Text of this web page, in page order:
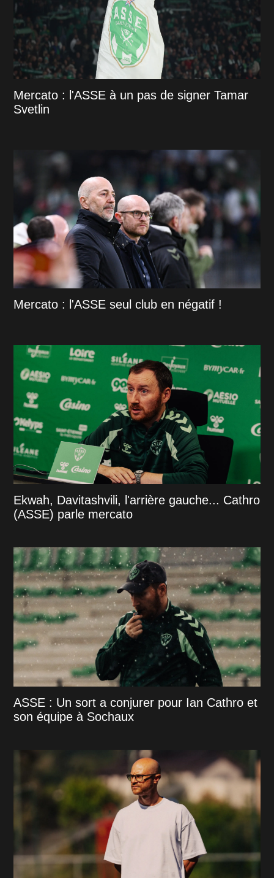
Mercato : l'ASSE à un pas de signer Tamar
Svetlin
Mercato : l'ASSE seul club en négatif !
Ekwah, Davitashvili, l'arrière gauche... Cathro
(ASSE) parle mercato
ASSE : Un sort a conjurer pour Ian Cathro et
son équipe à Sochaux